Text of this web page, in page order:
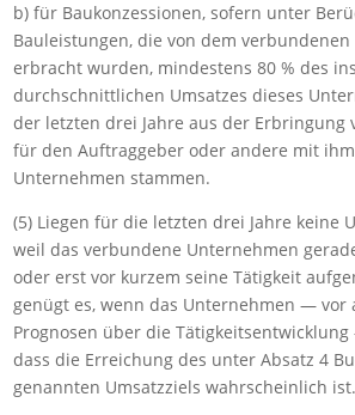
b) für Baukonzessionen, sofern unter
Bauleistungen, die von dem
erbracht wurden, mindestens 80 % des
durchschnittlichen Umsatzes dieses
der letzten drei Jahre aus der Erbringung
für den Auftraggeber oder andere mit
Unternehmen stammen.
(5) Liegen für die letzten drei Jahre keine
weil das verbundene Unternehmen
oder erst vor kurzem seine Tätigkeit
genügt es, wenn das Unternehmen — vor
Prognosen über die
dass die Erreichung des unter Absatz 4
genannten Umsatzziels wahrscheinlich ist.